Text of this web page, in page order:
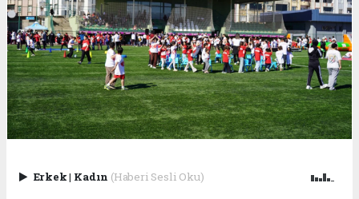
Erkek| Kadın (Haberi Sesli Oku)